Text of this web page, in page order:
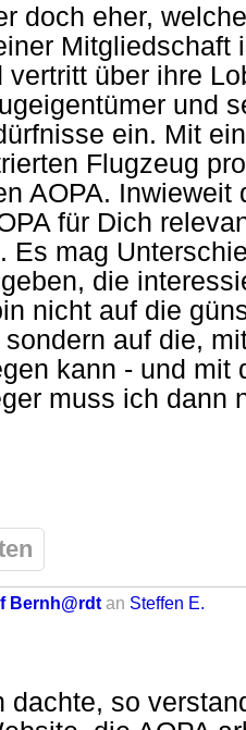
doch eher,
Mitgliedschaft
vertritt über ihre
und
ein. Mit
Flugzeug
AOPA. Inwieweit
für Dich
Es mag
die
nicht auf die
auf die,
kann - und mit
muss ich dann
Bernh@rdt an Steffen E.
dachte, so